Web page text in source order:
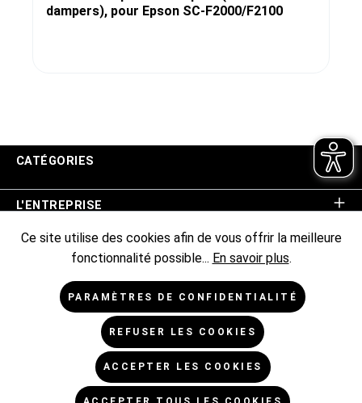
dampers), pour Epson SC-F2000/F2100
CATÉGORIES
L'ENTREPRISE
ASSISTANCE BOUTIQUE
INFORMATIONS
* Tous les prix sont hors TVA TVA majorée de,
Ce site utilise des cookies afin de vous offrir la meilleure
fonctionnalité possible... En savoir plus.
PARAMÈTRES DE CONFIDENTIALITÉ
REFUSER LES COOKIES
ACCEPTER LES COOKIES